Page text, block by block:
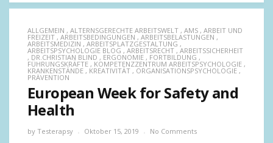
ALLGEMEIN , ALTERNSGERECHTE ARBEITSWELT , AMS , ARBEIT UND
FREIZEIT , ARBEITSBEDINGUNGEN , ARBEITSBELASTUNGEN ,
ARBEITSMEDIZIN , ARBEITSPLATZGESTALTUNG ,
ARBEITSPSYCHOLOGIE BLOG , ARBEITSRECHT , ARBEITSSICHERHEIT
, DR.CHRISTIAN BLIND , ERGONOMIE , FORTBILDUNG ,
FÜHRUNGSKRÄFTE , KOMPETENZZENTRUM ARBEITSPSYCHOLOGIE ,
KRANKENSTÄNDE , KREATIVITÄT , ORGANISATIONSPSYCHOLOGIE ,
PRÄVENTION
European Week for Safety and
Health
by Testerapsy Oktober 15, 2019 No Comments